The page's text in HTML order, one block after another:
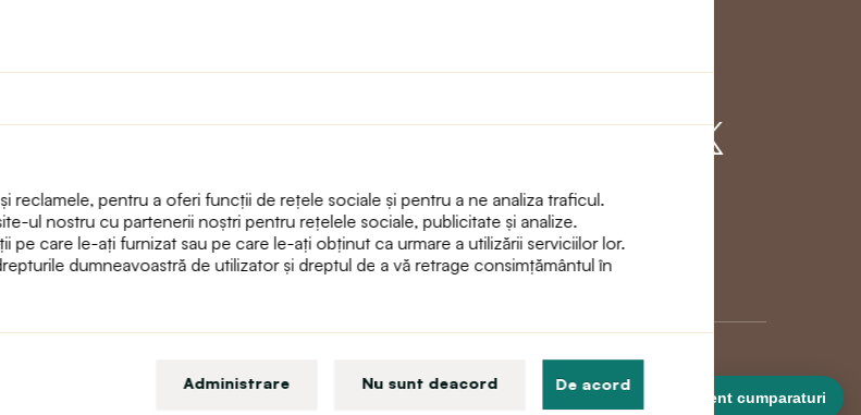
reclamele, pentru a oferi funcții de rețele sociale și pentru a ne analiza traficul.
ul nostru cu partenerii noștri pentru rețelele sociale, publicitate și analize.
care le-ați furnizat sau pe care le-ați obținut ca urmare a utilizării serviciilor lor.
dumneavoastră de utilizator și dreptul de a vă retrage consimțământul în
Administrare Nu sunt deacord De acord
Master
Program de fidelitate
Teatru
text_faq
noi
Asistent cumparaturi